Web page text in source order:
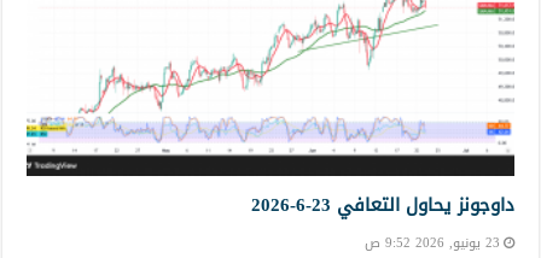
داوجونز يحاول التعافي 23-6-2026
23 يونيو, 2026 9:52 ص